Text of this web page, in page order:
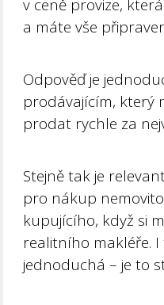
v ceně provize,
a máte vše
Odpověď je
prodávajícím, který
prodat rychle za
Stejně tak je
pro nákup
kupujícího, když si
realitního makléře.
jednoduchá – je to